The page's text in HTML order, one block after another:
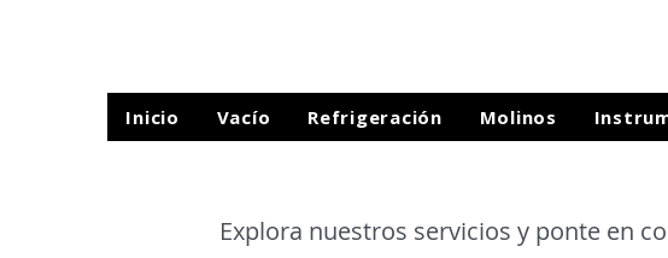
Inicio Vacío Refrigeración Molinos
Explora nuestros servicios y ponte en